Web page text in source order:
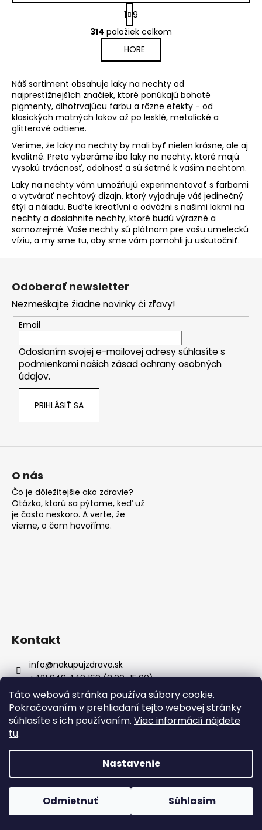
Táto webová stránka používa súbory cookie.
Pokračovaním v prehliadaní tejto webovej stránky
súhlasíte s ich používaním. Viac informácií nájdete
tu.
Nastavenie
Odmietnuť Súhlasím
Počas horúcich dní neodporúčame doručenie do
ParcelBoxov. Produkty citlivé na vysoké teploty nemusia byť
O
v
l
á
d
a
c
i
p
r
v
k
y
v
ý
p
i
s
S
t
r
á
n
k
v
a
n
i
1 9
314 položiek celkom
HORE
Náš sortiment obsahuje laky na nechty od
najprestížnejších značiek, ktoré ponúkajú bohaté
pigmenty, dlhotrvajúcu farbu a rôzne efekty - od
klasických matných lakov až po lesklé, metalické a
glitterové odtiene.
Veríme, že laky na nechty by mali byť nielen krásne, ale aj
kvalitné. Preto vyberáme iba laky na nechty, ktoré majú
vysokú trvácnosť, odolnosť a sú šetrné k vašim nechtom.
Laky na nechty vám umožňujú experimentovať s farbami
a vytvárať nechtový dizajn, ktorý vyjadruje váš jedinečný
štýl a náladu. Buďte kreatívni a odvážni s našimi lakmi na
nechty a dosiahnite nechty, ktoré budú výrazné a
samozrejmé. Vaše nechty sú plátnom pre vašu umeleckú
víziu, a my sme tu, aby sme vám pomohli ju uskutočniť.
Odoberať newsletter
Nezmeškajte žiadne novinky či zľavy!
Email
Odoslaním svojej e-mailovej adresy súhlasíte s
podmienkami našich zásad ochrany osobných
údajov.
PRIHLÁSIŤ SA
O nás
Čo je dôležitejšie ako zdravie?
Otázka, ktorú sa pýtame, keď už
je často neskoro. A verte, že
vieme, o čom hovoříme.
Kontakt
info@nakupujzdravo.sk
+421 949 449 169 (8.00–15.00)
nakupujzdravo.sk
OBCHODNÉ PODMIENKY
Obchodné podmienky
Poštovné a spôsob platby